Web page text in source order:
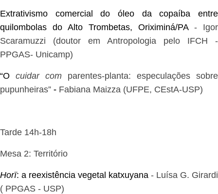
Extrativismo comercial do óleo da copaíba entre
quilombolas do Alto Trombetas, Oriximiná/PA-
Igor
Scaramuzzi (doutor em Antropologia pelo IFCH -
PPGAS- Unicamp)
“O cuidar com parentes-planta: especulações sobre
pupunheiras” - Fabiana Maizza (UFPE, CEstA-USP)
Tarde 14h-18h
Mesa 2: Território
Horï: a reexistência vegetal katxuyana - Luísa G. Girardi
( PPGAS - USP)